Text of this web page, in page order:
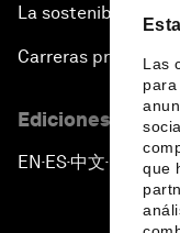
Las
que
La sostenibilidad en
Carreras
Ediciones en
EN ▪ES▪中文▪ 日本語